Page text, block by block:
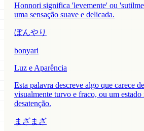
Honnori significa 'levemente' ou
uma sensação suave e delicada.
ぼんやり
bonyari
Luz e Aparência
Esta palavra descreve algo que carece
visualmente turvo e fraco, ou um estado
desatenção.
まざまざ